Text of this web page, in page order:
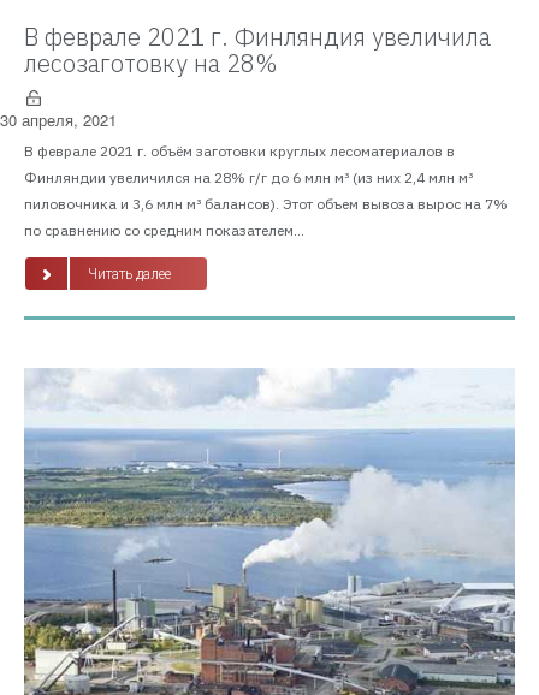
В феврале 2021 г. Финляндия увеличила
лесозаготовку на 28%
30 апреля, 2021
В феврале 2021 г. объём заготовки круглых лесоматериалов в
Финляндии увеличился на 28% г/г до 6 млн м³ (из них 2,4 млн м³
пиловочника и 3,6 млн м³ балансов). Этот объем вывоза вырос на 7%
по сравнению со средним показателем...
Читать далее